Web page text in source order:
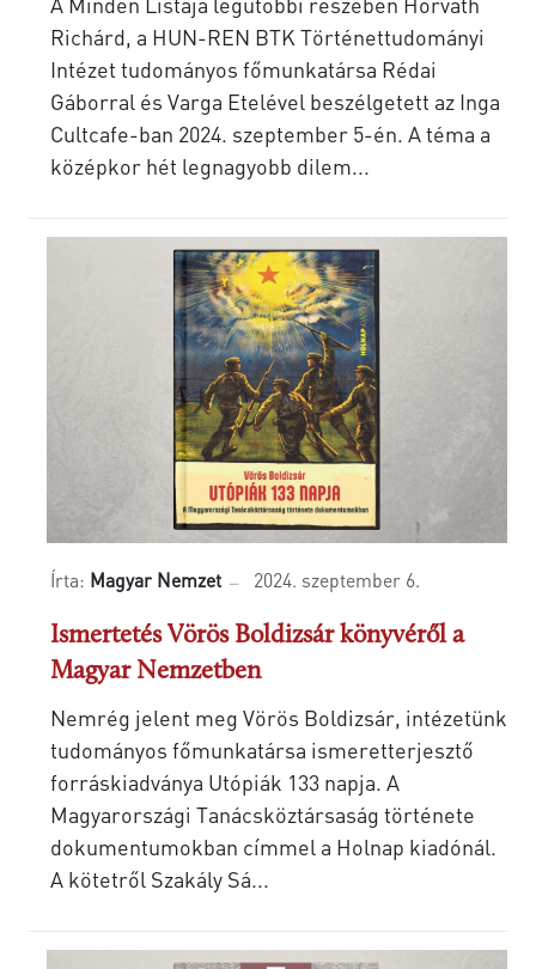
Richárd, a HUN-REN BTK Történettudományi
Intézet tudományos főmunkatársa Rédai
Gáborral és Varga Etelével beszélgetett az Inga
Cultcafe-ban 2024. szeptember 5-én. A téma a
középkor hét legnagyobb dilem...
Írta: Magyar Nemzet 2024. szeptember 6.
Ismertetés Vörös Boldizsár könyvéről a
Magyar Nemzetben
Nemrég jelent meg Vörös Boldizsár, intézetünk
tudományos főmunkatársa ismeretterjesztő
forráskiadványa Utópiák 133 napja. A
Magyarországi Tanácsköztársaság története
dokumentumokban címmel a Holnap kiadónál.
A kötetről Szakály Sá...